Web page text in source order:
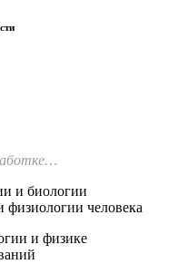
и биологии
физиологии человека
и физике